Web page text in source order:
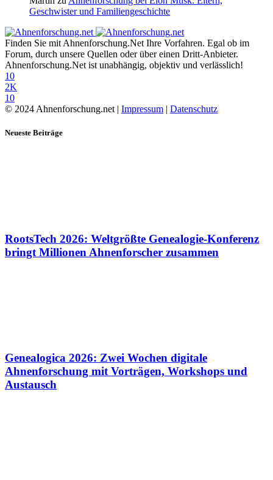
Geschwister und Familiengeschichte
Finden Sie mit Ahnenforschung.Net Ihre Vorfahren. Egal ob im
Forum, durch unsere Quellen oder über einen Dritt-Anbieter.
Ahnenforschung.Net ist unabhängig, objektiv und verlässlich!
10
2K
10
© 2024 Ahnenforschung.net | Impressum | Datenschutz
Neueste Beiträge
RootsTech 2026: Weltgrößte Genealogie-Konferenz
bringt Millionen Ahnenforscher zusammen
Genealogica 2026: Zwei Wochen digitale
Ahnenforschung mit Vorträgen, Workshops und
Austausch